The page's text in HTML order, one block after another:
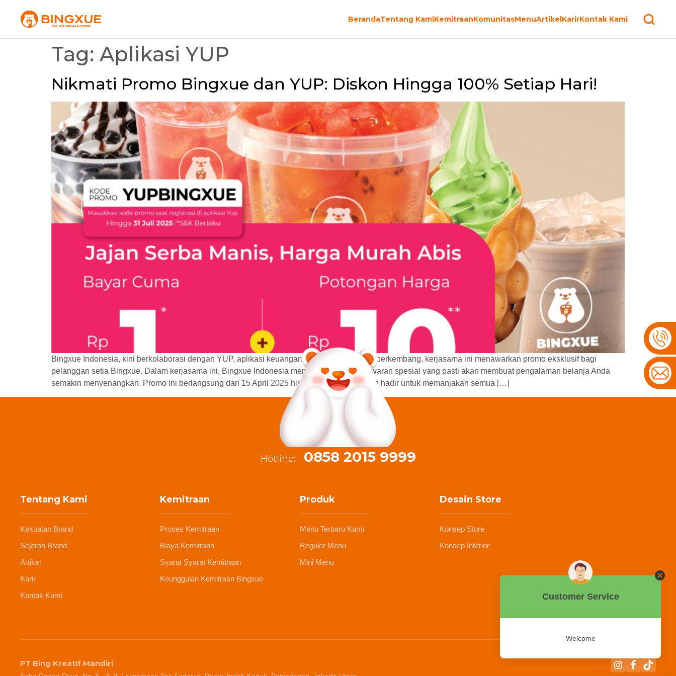
BerandaTentang KamiKemitraanKomunitasMenuArtikelKarirKontak Kami
Tag: Aplikasi YUP
Nikmati Promo Bingxue dan YUP: Diskon Hingga 100% Setiap Hari!
Bingxue Indonesia, kini berkolaborasi dengan YUP, aplikasi keuangan digital yang sedang berkembang, kerjasama ini menawarkan promo eksklusif bagi
pelanggan setia Bingxue. Dalam kerjasama ini, Bingxue Indonesia memberikan dua penawaran spesial yang pasti akan membuat pengalaman belanja Anda
semakin menyenangkan. Promo ini berlangsung dari 15 April 2025 hingga 31 Juli 2025, dan hadir untuk memanjakan semua […]
Hotline: 0858 2015 9999
Tentang Kami
Kekuatan Brand
Sejarah Brand
Artikel
Karir
Kontak Kami
Kemitraan
Proses Kemitraan
Biaya Kemitraan
Syarat Syarat Kemitraan
Keunggulan Kemitraan Bingxue
Produk
Menu Terbaru Kami
Reguler Menu
Mini Menu
Desain Store
Konsep Store
Konsep Interior
PT Bing Kreatif Mandiri